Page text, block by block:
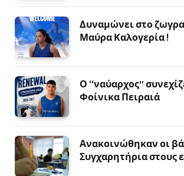
Δυναμώνει στο
Μαύρα Καλογερία !
Ο “ναύαρχος”
Φοίνικα Πειραιά
Ανακοινώθηκαν οι
Συγχαρητήρια στους